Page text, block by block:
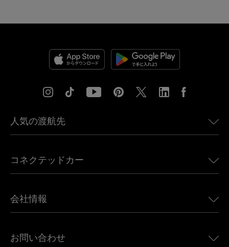
人気の渡航先
ヨーロッパ向けeSIM
カナダ向けeSIM
アフリカ向けeSIM
コネクテッドカー
Land Rover向けUbigi
Jeep向けUbigi
会社情報
Ubigi関連プレス
お問い合わせ